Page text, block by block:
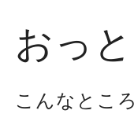
おっと
こんなとこ